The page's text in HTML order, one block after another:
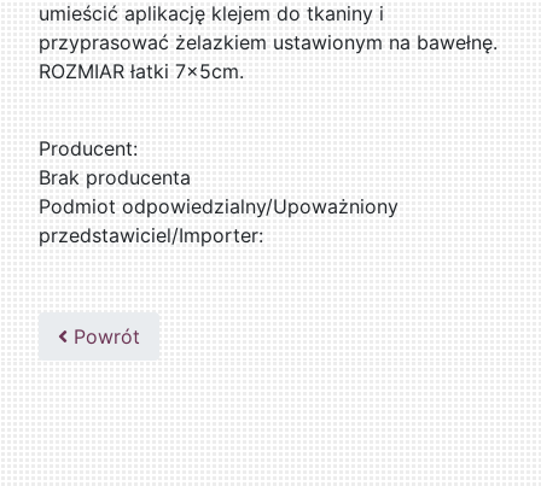
umieścić aplikację klejem do tkaniny i
przyprasować żelazkiem ustawionym na bawełnę.
ROZMIAR łatki 7x5cm.
Producent:
Brak producenta
Podmiot odpowiedzialny/Upoważniony
przedstawiciel/Importer:
Powrót